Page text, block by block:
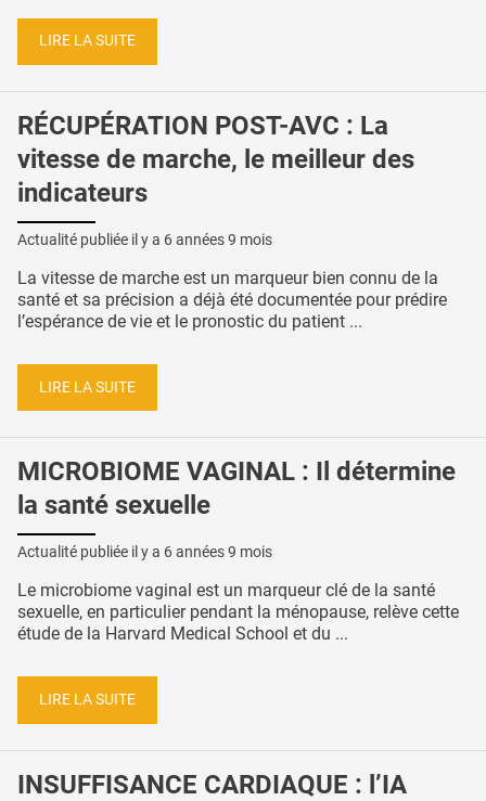
LIRE LA SUITE
RÉCUPÉRATION POST-AVC : La
vitesse de marche, le meilleur des
indicateurs
Actualité publiée il y a 6 années 9 mois
La vitesse de marche est un marqueur bien connu de la
santé et sa précision a déjà été documentée pour prédire
l’espérance de vie et le pronostic du patient ...
LIRE LA SUITE
MICROBIOME VAGINAL : Il détermine
la santé sexuelle
Actualité publiée il y a 6 années 9 mois
Le microbiome vaginal est un marqueur clé de la santé
sexuelle, en particulier pendant la ménopause, relève cette
étude de la Harvard Medical School et du ...
LIRE LA SUITE
INSUFFISANCE CARDIAQUE : l’IA